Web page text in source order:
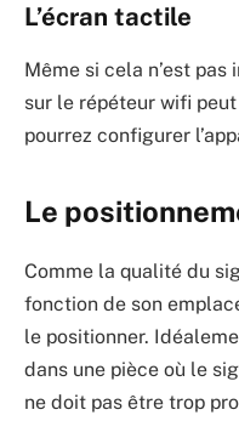
L’écran tactile
Même si cela n’est
sur le répéteur wifi
pourrez configurer
Le
Comme la qualité du
fonction de son
le positionner.
dans une pièce où le
ne doit pas être trop